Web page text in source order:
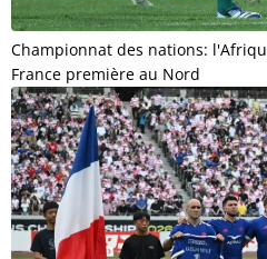
Championnat des nations:
France première au Nord